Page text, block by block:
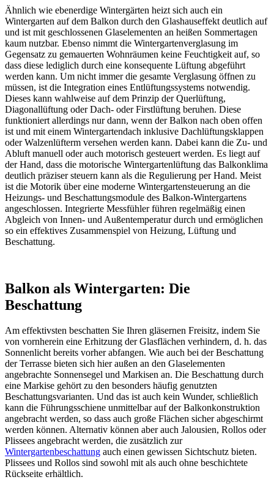
Ähnlich wie ebenerdige Wintergärten heizt sich auch ein
Wintergarten auf dem Balkon durch den Glashauseffekt deutlich auf
und ist mit geschlossenen Glaselementen an heißen Sommertagen
kaum nutzbar. Ebenso nimmt die Wintergartenverglasung im
Gegensatz zu gemauerten Wohnräumen keine Feuchtigkeit auf, so
dass diese lediglich durch eine konsequente Lüftung abgeführt
werden kann. Um nicht immer die gesamte Verglasung öffnen zu
müssen, ist die Integration eines Entlüftungssystems notwendig.
Dieses kann wahlweise auf dem Prinzip der Querlüftung,
Diagonallüftung oder Dach- oder Firstlüftung beruhen. Diese
funktioniert allerdings nur dann, wenn der Balkon nach oben offen
ist und mit einem Wintergartendach inklusive Dachlüftungsklappen
oder Walzenlüfterm versehen werden kann. Dabei kann die Zu- und
Abluft manuell oder auch motorisch gesteuert werden. Es liegt auf
der Hand, dass die motorische Wintergartenlüftung das Balkonklima
deutlich präziser steuern kann als die Regulierung per Hand. Meist
ist die Motorik über eine moderne Wintergartensteuerung an die
Heizungs- und Beschattungsmodule des Balkon-Wintergartens
angeschlossen. Integrierte Messfühler führen regelmäßig einen
Abgleich von Innen- und Außentemperatur durch und ermöglichen
so ein effektives Zusammenspiel von Heizung, Lüftung und
Beschattung.
Balkon als Wintergarten: Die
Beschattung
Am effektivsten beschatten Sie Ihren gläsernen Freisitz, indem Sie
von vornherein eine Erhitzung der Glasflächen verhindern, d. h. das
Sonnenlicht bereits vorher abfangen. Wie auch bei der Beschattung
der Terrasse bieten sich hier außen an den Glaselementen
angebrachte Sonnensegel und Markisen an. Die Beschattung durch
eine Markise gehört zu den besonders häufig genutzten
Beschattungsvarianten. Und das ist auch kein Wunder, schließlich
kann die Führungsschiene unmittelbar auf der Balkonkonstruktion
angebracht werden, so dass auch große Flächen sicher abgeschirmt
werden können. Alternativ können aber auch Jalousien, Rollos oder
Plissees angebracht werden, die zusätzlich zur
Wintergartenbeschattung auch einen gewissen Sichtschutz bieten.
Plissees und Rollos sind sowohl mit als auch ohne beschichtete
Rückseite erhältlich.